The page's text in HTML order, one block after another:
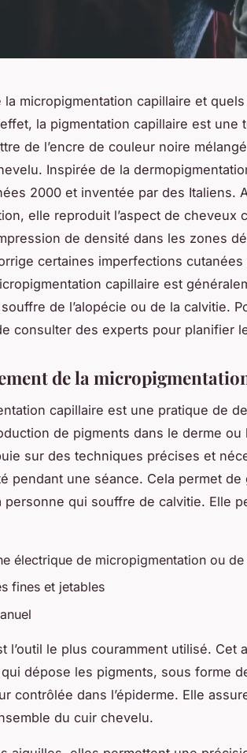
la micropigmentation capillaire et
la pigmentation capillaire est une
de l’encre de couleur noire
Inspirée de la
2000 et inventée par des Italiens.
elle reproduit l’aspect de cheveux
de densité dans les zones
certaines imperfections
capillaire est
de l’alopécie ou de la calvitie.
consulter des experts pour planifier
de la
capillaire est une pratique de
de pigments dans le derme
sur des techniques précises et
pendant une séance. Cela permet
personne qui souffre de calvitie. Elle
électrique de micropigmentation ou
fines et jetables
l’outil le plus couramment utilisé. Cet
dépose les pigments, sous forme
contrôlée dans l’épiderme. Elle
du cuir chevelu.